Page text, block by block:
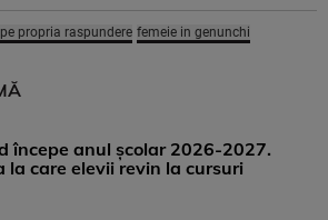
propria raspundere femeie in genunchi
începe anul școlar 2026-2027.
la care elevii revin la cursuri